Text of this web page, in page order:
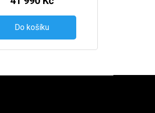
Do košíku